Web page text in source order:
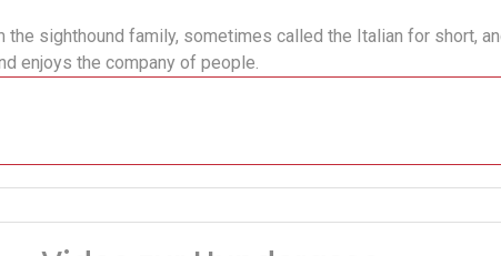
sighthound family, sometimes called the Italian for short,
enjoys the company of people.